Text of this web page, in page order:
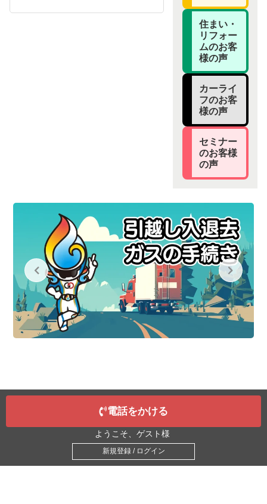
住まい・
リフォー
ムのお客
様の声
カーライ
フのお客
様の声
セミナー
のお客様
の声
電話をかける
ようこそ、ゲスト様
新規登録 / ログイン